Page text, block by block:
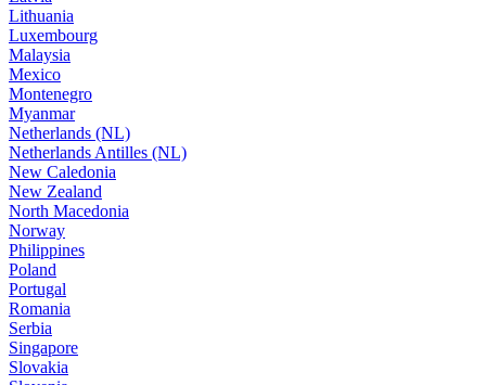
Lithuania
Luxembourg
Malaysia
Mexico
Montenegro
Myanmar
Netherlands (NL)
Netherlands Antilles (NL)
New Caledonia
New Zealand
North Macedonia
Norway
Philippines
Poland
Portugal
Romania
Serbia
Singapore
Slovakia